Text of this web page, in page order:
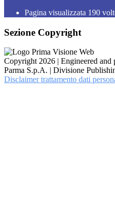
Pagina visualizzata 190
Sezione Copyright
Copyright 2026 | Engineered
Parma S.p.A. | Divisione
Disclaimer trattamento dati